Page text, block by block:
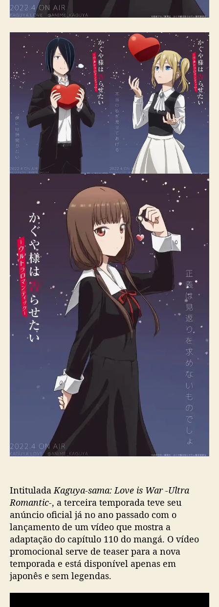
Intitulada Kaguya-sama: Love is War -Ultra
Romantic-, a terceira temporada teve seu
anúncio oficial já no ano passado com o
lançamento de um vídeo que mostra a
adaptação do capítulo 110 do mangá. O vídeo
promocional serve de teaser para a nova
temporada e está disponível apenas em
japonês e sem legendas.